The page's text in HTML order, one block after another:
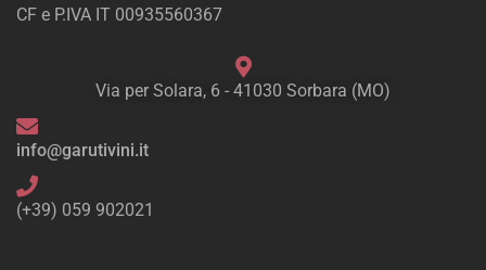
CF e P.IVA IT 00935560367
Via per Solara, 6 - 41030 Sorbara (MO)
info@garutivini.it
(+39) 059 902021